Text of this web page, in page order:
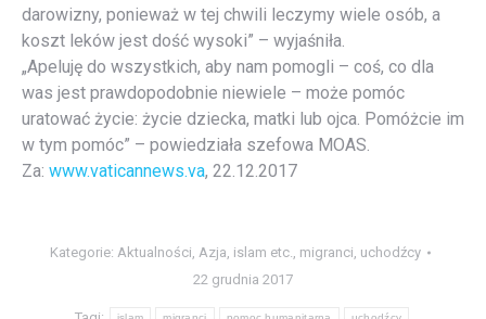
darowizny, ponieważ w tej chwili leczymy wiele osób, a
koszt leków jest dość wysoki” – wyjaśniła.
„Apeluję do wszystkich, aby nam pomogli – coś, co dla
was jest prawdopodobnie niewiele – może pomóc
uratować życie: życie dziecka, matki lub ojca. Pomóżcie im
w tym pomóc” – powiedziała szefowa MOAS.
Za: www.vaticannews.va, 22.12.2017
Kategorie: Aktualności, Azja, islam etc., migranci, uchodźcy
22 grudnia 2017